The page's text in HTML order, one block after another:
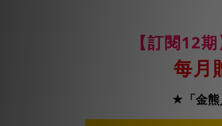
【訂閱12期
每月
★「金熊